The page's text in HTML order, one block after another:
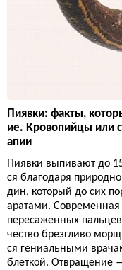
Пиявки: факты,
ие. Кровопийцы или
апии
Пиявки выпивают до
ся благодаря
дин, который до сих
аратами. Современная
пересаженных
чество брезгливо
ся гениальными
блеткой. Отвращение